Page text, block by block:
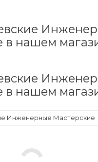
в нашем
в нашем
Инженерные Мастерские